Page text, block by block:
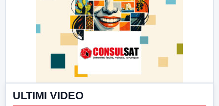
ULTIMI VIDEO